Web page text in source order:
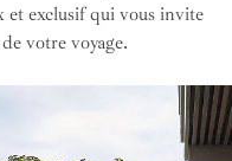
et exclusif qui vous invite
votre voyage.